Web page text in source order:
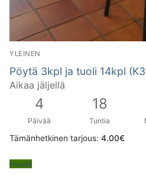
YLEINEN
Pöytä 3kpl ja tuoli 14kpl
Aikaa jäljellä
4
Päivää
18
Tuntia
Tämänhetkinen tarjous: 4.00€
Huuda